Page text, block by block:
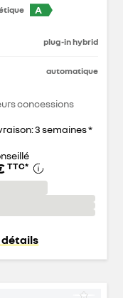
A
plug-in hybrid
automatique
concessions
3 semaines *
TTC*
détails